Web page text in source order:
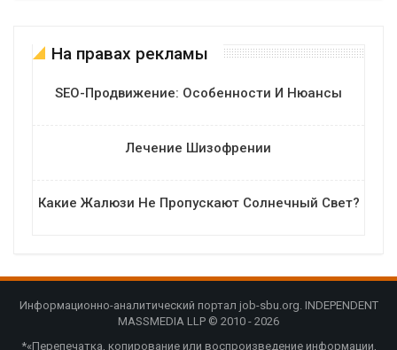
На правах рекламы
SEO-Продвижение: Особенности И Нюансы
Лечение Шизофрении
Какие Жалюзи Не Пропускают Солнечный Свет?
Информационно-аналитический портал job-sbu.org. INDEPENDENT
MASSMEDIA LLP © 2010 - 2026
*«Перепечатка, копирование или воспроизведение информации,